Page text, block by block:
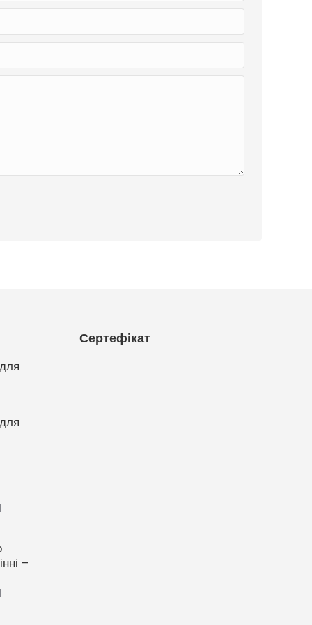
–
Сертефікат